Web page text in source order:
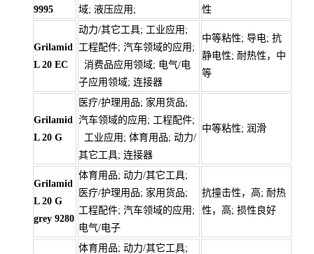
9995
域; 液压应用;
性
Grilamid
L 20 EC
动力/其它工具; 工业应用;
工程配件; 汽车领域的应用;
消费品应用领域; 电气/电
子应用领域; 连接器
中等粘性; 导电; 抗
静电性; 耐热性，中
等
Grilamid
L 20 G
医疗/护理用品; 家用货品;
汽车领域的应用; 工程配件;
工业应用; 体育用品; 动力/
其它工具; 连接器
中等粘性; 润滑
Grilamid
L 20 G
grey 9280
体育用品; 动力/其它工具;
医疗/护理用品; 家用货品;
工程配件; 汽车领域的应用;
电气/电子
抗撞击性，高; 耐热
性，高; 损性良好
体育用品; 动力/其它工具;